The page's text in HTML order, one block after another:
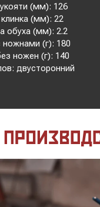
(мм): 126
(мм): 22
обуха (мм): 2.2
(г): 180
ножен (г): 140
двусторонний